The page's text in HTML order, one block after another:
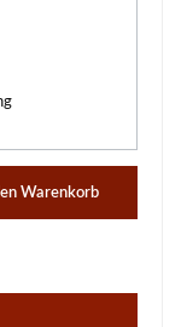
Warenkorb